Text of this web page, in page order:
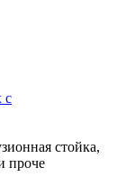
с
стойка,
проче